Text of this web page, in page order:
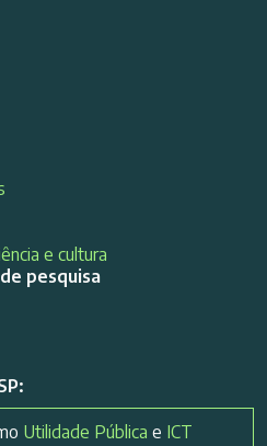
e cultura
pesquisa
Utilidade Pública e ICT